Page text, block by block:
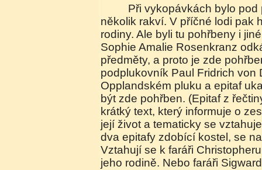
Při vykopávkách bylo pod podlahou nalezeno
několik rakví. V příčné lodi pak
rodiny. Ale byli tu pohřbeny i
Sophie Amalie Rosenkranz
předměty, a proto je zde
podplukovník Paul Fridrich von
Opplandském pluku a epitaf
být zde pohřben. (Epitaf z
krátký text, který informuje o
její život a tematicky se
dva epitafy zdobící kostel, se
Vztahují se k faráři
jeho rodině. Nebo faráři